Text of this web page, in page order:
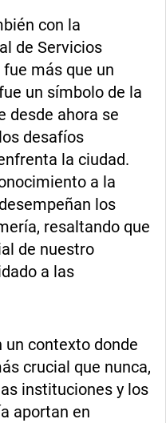
con la
de Servicios
más que un
un símbolo de la
desde ahora se
desafíos
la ciudad.
a la
los
resaltando que
de nuestro
a las
un contexto donde
crucial que nunca,
instituciones y los
aportan en